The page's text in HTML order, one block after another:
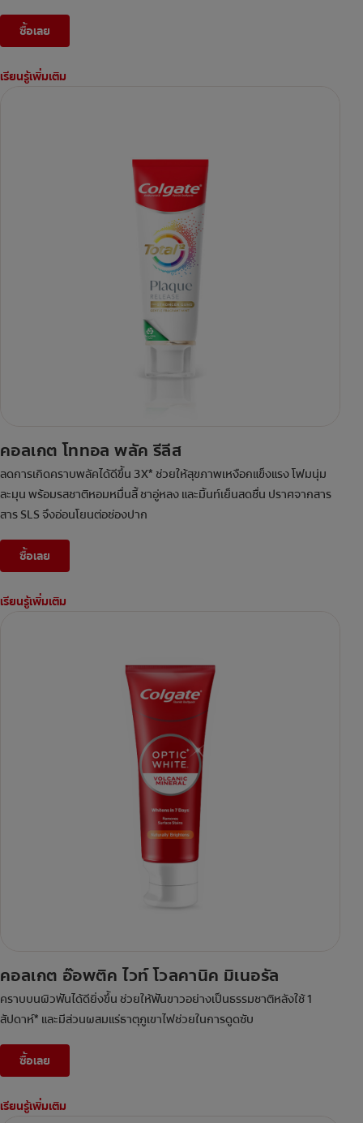
ซื้อเลย
เรียนรู้เพิ่มเติม
คอลเกต โททอล พลัค รีลีส
ลดการเกิดคราบพลัคได้ดีขึ้น 3X* ช่วยให้สุขภาพเหงือกแข็งแรง โฟมนุ่ม
ละมุน พร้อมรสชาติหอมหมื่นลี้ ชาอู่หลง และมิ้นท์เย็นสดชื่น ปราศจากสาร
สาร SLS จึงอ่อนโยนต่อช่องปาก
ซื้อเลย
เรียนรู้เพิ่มเติม
คอลเกต อ๊อพติค ไวท์ โวลคานิค มิเนอรัล
คราบบนผิวฟันได้ดียิ่งขึ้น ช่วยให้ฟันขาวอย่างเป็นธรรมชาติหลังใช้ 1
สัปดาห์* และมีส่วนผสมแร่ธาตุภูเขาไฟช่วยในการดูดซับ
ซื้อเลย
เรียนรู้เพิ่มเติม